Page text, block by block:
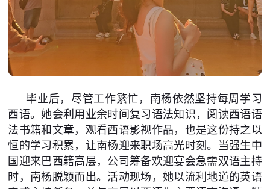
毕业后，尽管工作繁忙，南杨依然坚持每周学习
西语。她会利用业余时间复习语法知识，阅读西语语
法书籍和文章，观看西语影视作品，也是这份持之以
恒的学习积累，让南杨迎来职场高光时刻。当强生中
国迎来巴西籍高层，公司筹备欢迎宴会急需双语主持
时，南杨脱颖而出。活动现场，她以流利地道的英语